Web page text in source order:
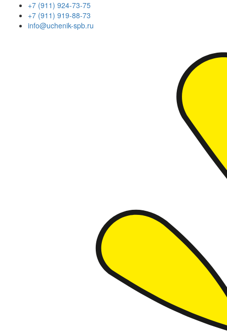
+7 (911) 924-73-75
+7 (911) 919-88-73
info@uchenik-spb.ru